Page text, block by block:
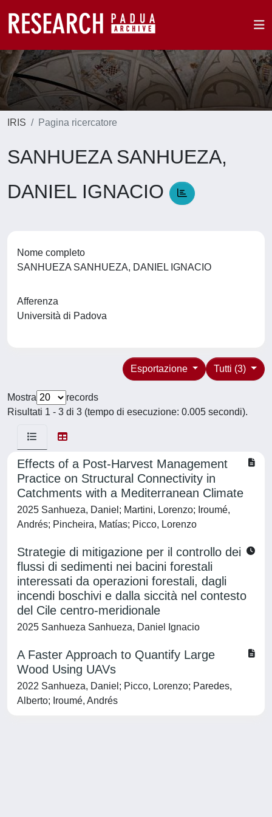
IRIS Pagina ricercatore
SANHUEZA SANHUEZA,
DANIEL IGNACIO
Nome completo
SANHUEZA SANHUEZA, DANIEL IGNACIO
Afferenza
Università di Padova
Tutti (3)
Esportazione
Mostra
records
Risultati 1 - 3 di 3 (tempo di esecuzione: 0.005 secondi).
Effects of a Post-Harvest Management
Practice on Structural Connectivity in
Catchments with a Mediterranean Climate
2025 Sanhueza, Daniel; Martini, Lorenzo; Iroumé,
Andrés; Pincheira, Matías; Picco, Lorenzo
Strategie di mitigazione per il controllo dei
flussi di sedimenti nei bacini forestali
interessati da operazioni forestali, dagli
incendi boschivi e dalla siccità nel contesto
del Cile centro-meridionale
2025 Sanhueza Sanhueza, Daniel Ignacio
A Faster Approach to Quantify Large
Wood Using UAVs
2022 Sanhueza, Daniel; Picco, Lorenzo; Paredes,
Alberto; Iroumé, Andrés